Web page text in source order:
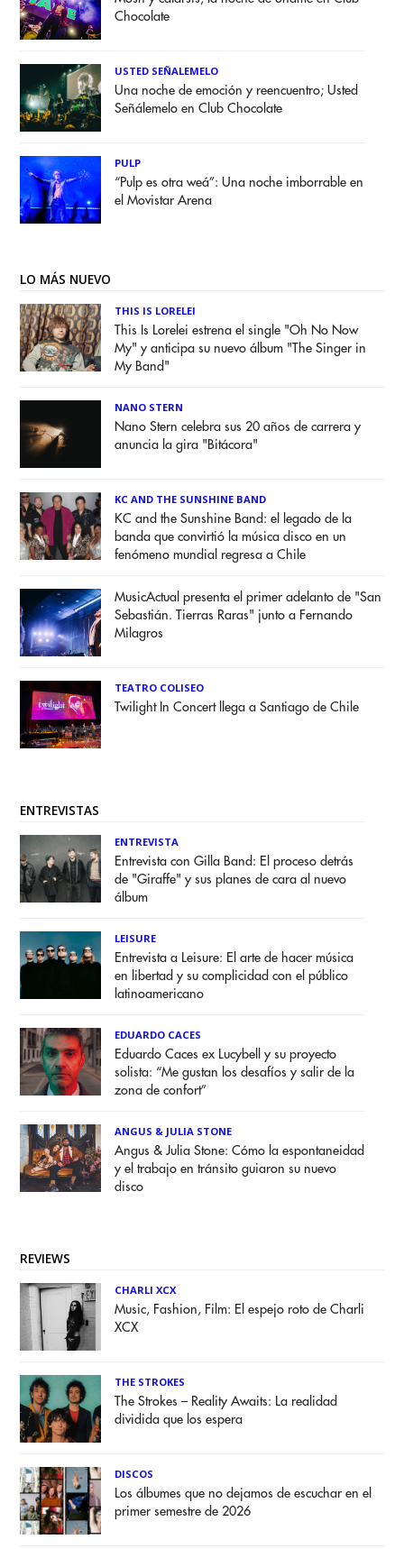
Chocolate
USTED SEÑALEMELO
Una noche de emoción y reencuentro; Usted
Señálemelo en Club Chocolate
PULP
“Pulp es otra weá”: Una noche imborrable en
el Movistar Arena
LO MÁS NUEVO
THIS IS LORELEI
This Is Lorelei estrena el single "Oh No Now
My" y anticipa su nuevo álbum "The Singer in
My Band"
NANO STERN
Nano Stern celebra sus 20 años de carrera y
anuncia la gira "Bitácora"
KC AND THE SUNSHINE BAND
KC and the Sunshine Band: el legado de la
banda que convirtió la música disco en un
fenómeno mundial regresa a Chile
MusicActual presenta el primer adelanto de "San
Sebastián. Tierras Raras" junto a Fernando
Milagros
TEATRO COLISEO
Twilight In Concert llega a Santiago de Chile
ENTREVISTAS
ENTREVISTA
Entrevista con Gilla Band: El proceso detrás
de "Giraffe" y sus planes de cara al nuevo
álbum
LEISURE
Entrevista a Leisure: El arte de hacer música
en libertad y su complicidad con el público
latinoamericano
EDUARDO CACES
Eduardo Caces ex Lucybell y su proyecto
solista: “Me gustan los desafíos y salir de la
zona de confort”
ANGUS & JULIA STONE
Angus & Julia Stone: Cómo la espontaneidad
y el trabajo en tránsito guiaron su nuevo
disco
REVIEWS
CHARLI XCX
Music, Fashion, Film: El espejo roto de Charli
XCX
THE STROKES
The Strokes – Reality Awaits: La realidad
dividida que los espera
DISCOS
Los álbumes que no dejamos de escuchar en el
primer semestre de 2026